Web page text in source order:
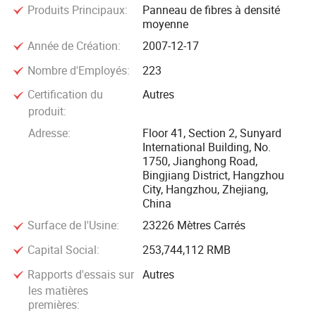
Hangzhou Qibing New Material CO; Ltd est une société
d'exportation du groupe DAKE. Jusqu'en 2023, nous
exportons déjà plus de 30 pays dans le monde, le Mexique,
le Canada, l'Europe, le Moyen-Orient et l'Afrique de l'est sont
tous nos principaux marchés.
Produits Principaux:
Panneau de fibres à densité
moyenne
Année de Création:
2007-12-17
Nombre d'Employés:
223
Certification du
produit:
Autres
Adresse:
Floor 41, Section 2, Sunyard
International Building, No.
1750, Jianghong Road,
Bingjiang District, Hangzhou
City, Hangzhou, Zhejiang,
China
Surface de l'Usine:
23226 Mètres Carrés
Capital Social:
253,744,112 RMB
Rapports d'essais sur
les matières
premières:
Autres